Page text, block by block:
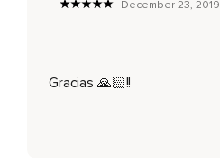
December 23, 2019
Gracias 🙏🏻!!